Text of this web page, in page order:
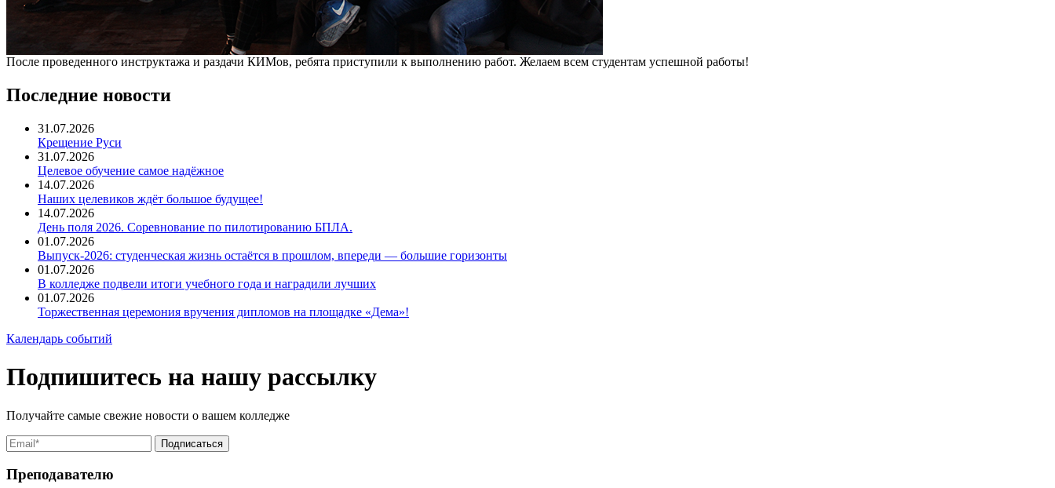
После проведенного инструктажа и раздачи КИМов, ребята приступили к выполнению работ. Желаем всем студентам успешной работы!
Последние новости
31.07.2026
Крещение Руси
31.07.2026
Целевое обучение самое надёжное
14.07.2026
Наших целевиков ждёт большое будущее!
14.07.2026
День поля 2026. Соревнование по пилотированию БПЛА.
01.07.2026
Выпуск-2026: студенческая жизнь остаётся в прошлом, впереди — большие горизонты
01.07.2026
В колледже подвели итоги учебного года и наградили лучших
01.07.2026
Торжественная церемония вручения дипломов на площадке «Дема»!
Календарь событий
Подпишитесь на нашу рассылку
Получайте самые свежие новости о вашем колледже
Преподавателю